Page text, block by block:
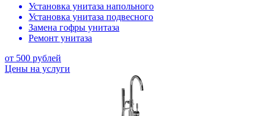
Установка унитаза напольного
Установка унитаза подвесного
Замена гофры унитаза
Ремонт унитаза
от 500 рублей
Цены на услуги